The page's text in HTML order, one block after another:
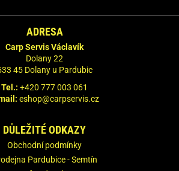
ADRESA
Carp Servis Václavík
Dolany 22
45 Dolany u Pardubic
Tel.: +420 777 003 061
eshop@carpservis.cz
DŮLEŽITÉ ODKAZY
Obchodní podmínky
Pardubice - Semtín